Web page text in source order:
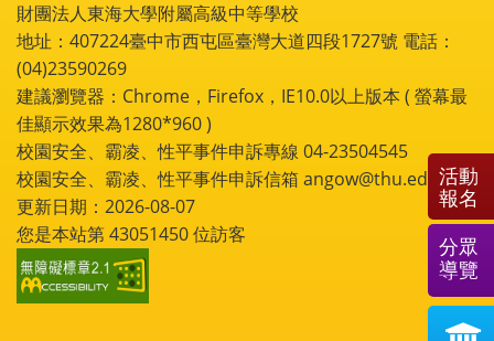
財團法人東海大學附屬高級中等學校
地址：407224臺中市西屯區臺灣大道四段1727號 電話：
(04)23590269
建議瀏覽器：Chrome，Firefox，IE10.0以上版本 ( 螢幕最
佳顯示效果為1280*960 )
校園安全、霸凌、性平事件申訴專線 04-23504545
校園安全、霸凌、性平事件申訴信箱 angow@thu.edu.tw
更新日期：2026-08-07
您是本站第43051450位訪客
活動
報名
分眾
導覽